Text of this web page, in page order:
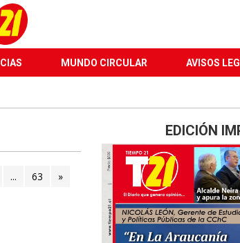
MUNDO CIRCULAR AVISOS
... 63 »
EDICIÓN